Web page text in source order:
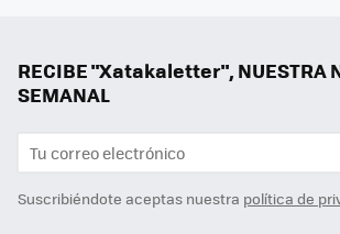
RECIBE "Xatakaletter", NUESTRA
SEMANAL
Suscribiéndote aceptas nuestra política de